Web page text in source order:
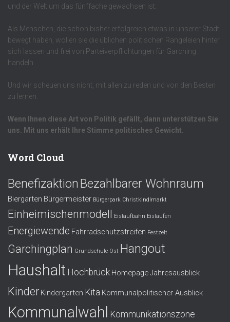
und der Welt um das fünffache gewachsen ist.
Als Menschen, die schon bisher erfolgreich etwas in unserer Stadt
bewegt haben, wollen sie die üblichen politischen Rangeleien hinter
sich lassen und frei von Parteiverpflichtungen für Garching
handeln.
Und wir scheuen uns nicht, mit allen zu reden und von den Besten
zu lernen.
Wenn Ihnen diese Art von Politik gefällt, dann unterstützen Sie
uns. Mit uns erhält Ihre Stimme politisches Gewicht.
Word Cloud
Benefizaktion Bezahlbarer Wohnraum
Biergarten Bürgermeister Bürgerpark Christkindlmarkt
Einheimischenmodell Eislaufbahn Eislaufen
Energiewende Fahrradschutzstreifen Festzelt
Garchingplan Grundschule Ost Hangout
Haushalt Hochbrück HomepageJahresausblick
Kinder Kindergarten Kita Kommunalpolitischer Ausblick
Kommunalwahl Kommunikationszone